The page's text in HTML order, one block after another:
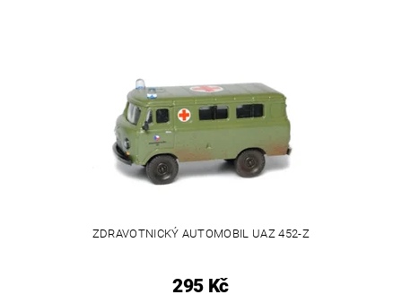
ZDRAVOTNICKÝ AUTOMOBIL UAZ 452-Z
295 Kč